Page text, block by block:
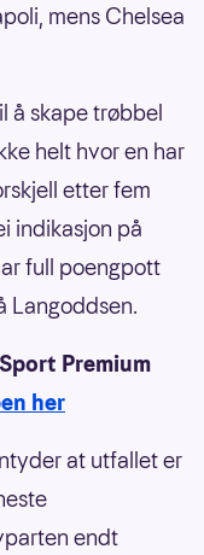
mens Chelsea
å skape trøbbel
helt hvor en har
etter fem
indikasjon på
full poengpott
Langoddsen.
Premium
her
at utfallet er
endt